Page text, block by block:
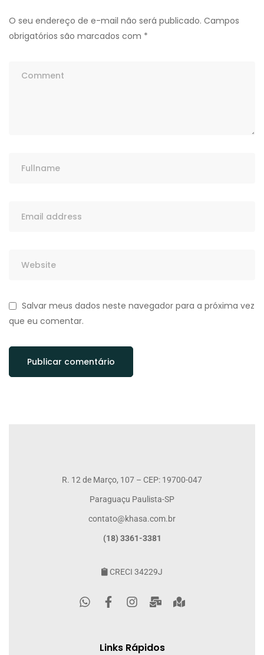
O seu endereço de e-mail não será publicado. Campos
obrigatórios são marcados com *
Salvar meus dados neste navegador para a próxima vez
que eu comentar.
R. 12 de Março, 107 – CEP: 19700-047
Paraguaçu Paulista-SP
contato@khasa.com.br
(18) 3361-3381
CRECI 34229J
Links Rápidos